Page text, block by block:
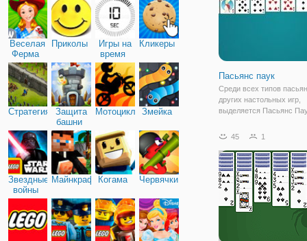
Веселая
Ферма
Приколы
Игры на
время
Кликеры
Стратегия
Защита
башни
МотоциклыЗмейка
Звездные
войны
МайнкрафтКогама Червячки
Пасьянс паук
Среди всех типов
других настольных игр,
выделяется Пасьянс
правила игры.
собрать его довольно
вами будут случайным
45 1